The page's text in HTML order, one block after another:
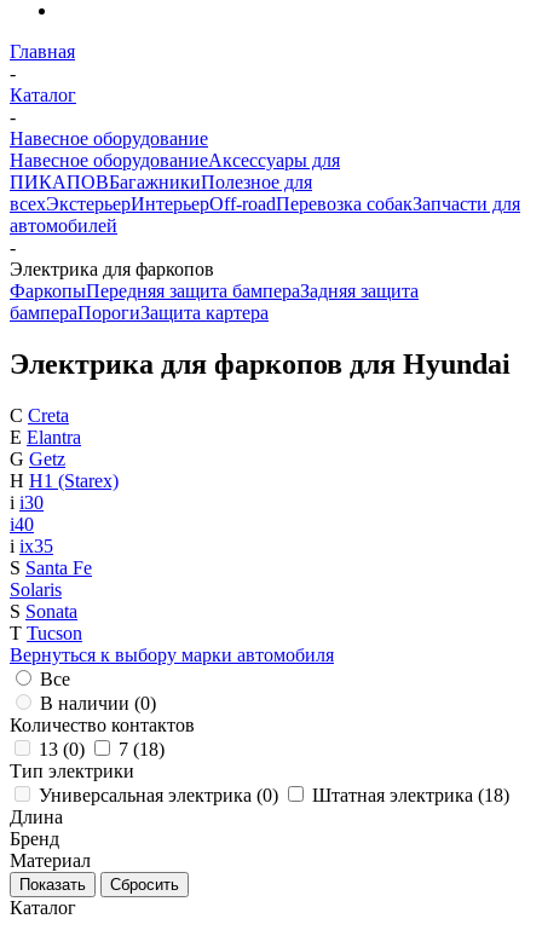
Главная
-
Каталог
-
Навесное оборудование
Навесное оборудованиеАксессуары для
ПИКАПОВБагажникиПолезное для
всехЭкстерьерИнтерьерOff-roadПеревозка собакЗапчасти для
автомобилей
-
Электрика для фаркопов
ФаркопыПередняя защита бампераЗадняя защита
бампераПорогиЗащита картера
Электрика для фаркопов для Hyundai
C Creta
E Elantra
G Getz
H H1 (Starex)
i i30
i40
i ix35
S Santa Fe
Solaris
S Sonata
T Tucson
Вернуться к выбору марки автомобиля
Все
В наличии (0)
Количество контактов
13 (0) 7 (18)
Тип электрики
Универсальная электрика (0) Штатная электрика (18)
Длина
Бренд
Материал
Каталог